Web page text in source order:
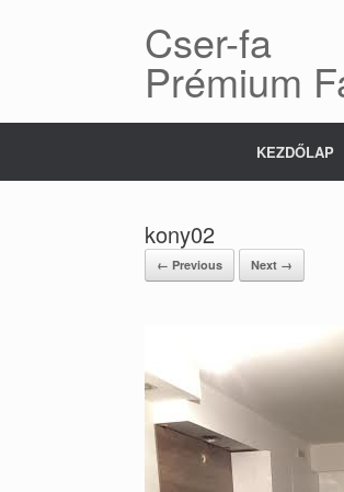
Cser-fa
Prémium
KEZDŐLAP
kony02
← Previous Next →